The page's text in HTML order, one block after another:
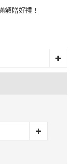
額贈好禮！